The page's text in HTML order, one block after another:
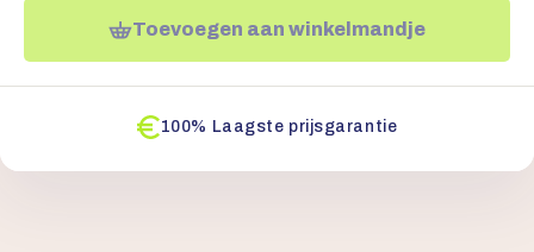
Toevoegen aan winkelmandje
100% Laagste prijsgarantie